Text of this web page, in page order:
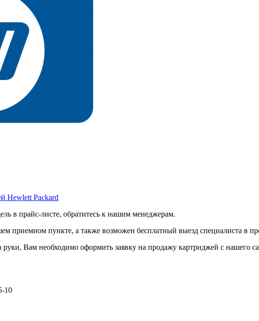
Hewlett Packard
в прайс-листе, обратитесь к нашим менеджерам.
приемном пункте, а также возможен бесплатный выезд специалиста в
Вам необходимо оформить заявку на продажу картриджей с нашего
10